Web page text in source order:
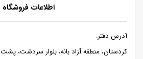
اطلاعات فروشگاه
آدرس دفتر:
کردستان، منطقه آزاد بانه، بلوار سردشت، پشت ۲۴مارکت